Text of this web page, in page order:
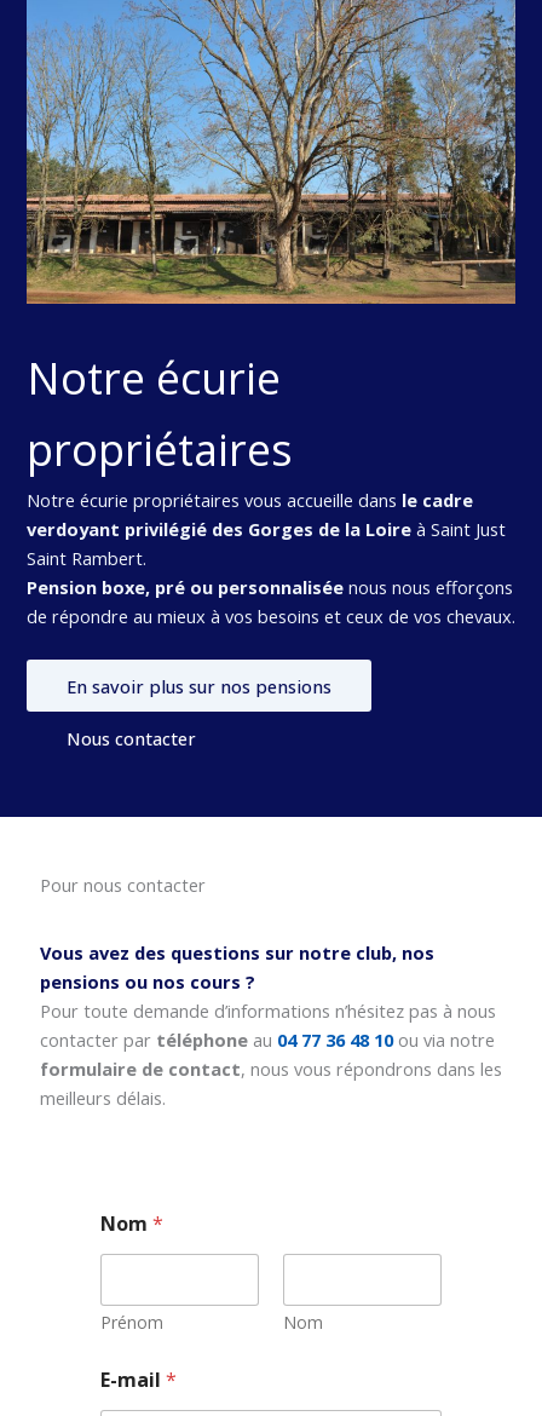
Notre écurie
propriétaires
Notre écurie propriétaires vous accueille dans le cadre
verdoyant privilégié des Gorges de la Loireà Saint Just
Saint Rambert.
Pension boxe, pré ou personnaliséenous nous efforçons
de répondre au mieux à vos besoins et ceux de vos chevaux.
En savoir plus sur nos pensions
Nous contacter
Pour nous contacter
Vous avez des questions sur notre club, nos
pensions ou nos cours ?
Pour toute demande d’informations n’hésitez pas à nous
contacter par téléphoneau 04 77 36 48 10 ou via notre
formulaire de contact, nous vous répondrons dans les
meilleurs délais.
Nom*
Prénom Nom
-
m
E-mail*